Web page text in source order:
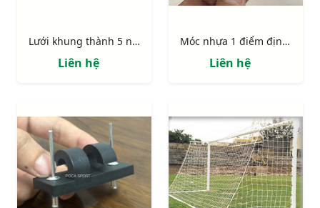
Lưới khung thành 5 người (có lõi)
Liên hệ
Móc nhựa 1 điểm định vị có chốt
Liên hệ